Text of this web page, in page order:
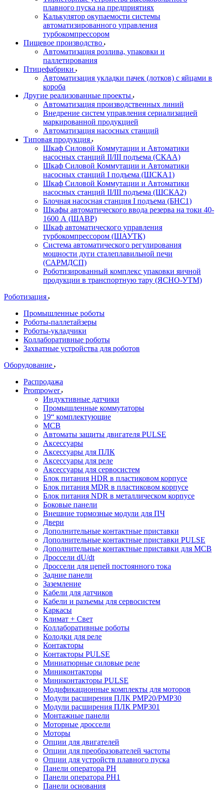
плавного пуска на предприятиях
Калькулятор окупаемости системы
автоматизированного управления
турбокомпрессором
Пищевое производство
Автоматизация розлива, упаковки и
паллетирования
Птицефабрики
Автоматизация укладки пачек (лотков) с яйцами в
короба
Другие реализованные проекты
Автоматизация производственных линий
Внедрение систем управления сериализацией
маркированной продукцией
Автоматизация насосных станций
Типовая продукция
Шкаф Силовой Коммутации и Автоматики
насосных станций II/III подъема (СКАА)
Шкаф Силовой Коммутации и Автоматики
насосных станций I подъема (ШСКА1)
Шкаф Силовой Коммутации и Автоматики
насосных станций II/III подъема (ШСКА2)
Блочная насосная станция I подъема (БНС1)
Шкафы автоматического ввода резерва на токи 40-
1600 А (ШАВР)
Шкаф автоматического управления
турбокомпрессором (ШАУТК)
Система автоматического регулирования
мощности дуги сталеплавильной печи
(САРМДСП)
Роботизированный комплекс упаковки яичной
продукции в транспортную тару (ЯСНО-УТМ)
Роботизация
Промышленные роботы
Роботы-паллетайзеры
Роботы-укладчики
Коллаборативные роботы
Захватные устройства для роботов
Оборудование
Распродажа
Prompower
Индуктивные датчики
Промышленные коммутаторы
19“ комплектующие
MCB
Автоматы защиты двигателя PULSE
Аксессуары
Аксессуары для ПЛК
Аксессуары для реле
Аксессуары для сервосистем
Блок питания HDR в пластиковом корпусе
Блок питания MDR в пластиковом корпусе
Блок питания NDR в металлическом корпусе
Боковые панели
Внешние тормозные модули для ПЧ
Двери
Дополнительные контактные приставки
Дополнительные контактные приставки PULSE
Дополнительные контактные приставки для MCB
Дроссели dU/dt
Дроссели для цепей постоянного тока
Задние панели
Заземление
Кабели для датчиков
Кабели и разъемы для сервосистем
Каркасы
Климат + Свет
Коллаборативные роботы
Колодки для реле
Контакторы
Контакторы PULSE
Миниатюрные силовые реле
Миниконтакторы
Миниконтакторы PULSE
Модификационные комплекты для моторов
Модули расширения ПЛК PMP20/PMP30
Модули расширения ПЛК PMP301
Монтажные панели
Моторные дроссели
Моторы
Опции для двигателей
Опции для преобразователей частоты
Опции для устройств плавного пуска
Панели оператора PH
Панели оператора PH1
Панели основания